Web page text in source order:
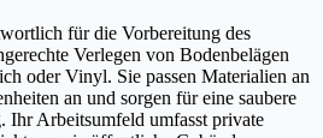
für die Vorbereitung des
Verlegen von Bodenbelägen
oder Vinyl. Sie passen Materialien an
an und sorgen für eine saubere
Ihr Arbeitsumfeld umfasst private